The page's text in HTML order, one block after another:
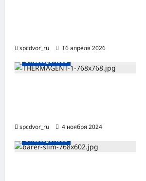
spcdvor_ru
16 апреля 2026
Uncategorised
spcdvor_ru 4 ноября 2024
Uncategorised